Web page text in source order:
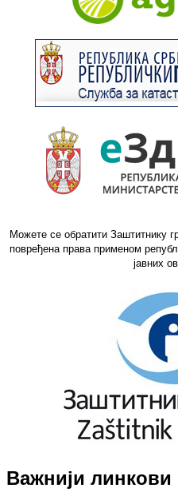
Можете се обратити Заштитнику
повређена права применом
јавних
Важнији линкови